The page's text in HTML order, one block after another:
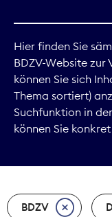
Hier finden Sie
BDZV-Website zur
können Sie sich
Thema sortiert)
Suchfunktion in
können Sie
BDZV